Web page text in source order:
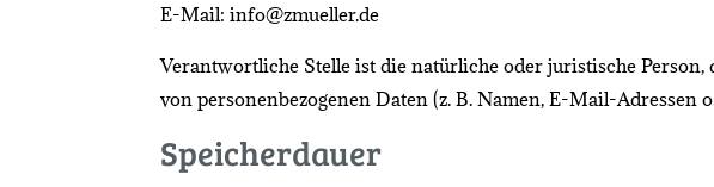
E-Mail: info@zmueller.de
Verantwortliche Stelle ist die natürliche oder juristische
von personenbezogenen Daten (z. B. Namen, E-Mail-Adressen
Speicherdauer